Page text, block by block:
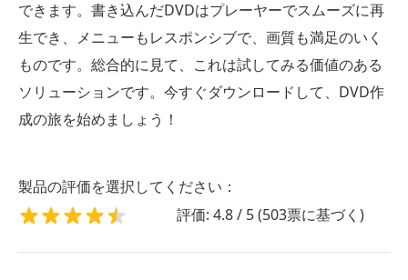
できます。書き込んだDVDはプレーヤーでスムーズに再
生でき、メニューもレスポンシブで、画質も満足のいく
ものです。総合的に見て、これは試してみる価値のある
ソリューションです。今すぐダウンロードして、DVD作
成の旅を始めましょう！
製品の評価を選択してください：
評価: 4.8 / 5 (503票に基づく)